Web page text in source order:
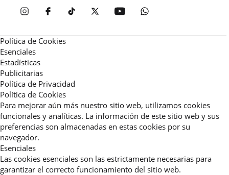
Política de Cookies
Esenciales
Estadísticas
Publicitarias
Política de Privacidad
Política de Cookies
Para mejorar aún más nuestro sitio web, utilizamos cookies
funcionales y analíticas. La información de este sitio web y sus
preferencias son almacenadas en estas cookies por su
navegador.
Esenciales
Las cookies esenciales son las estrictamente necesarias para
garantizar el correcto funcionamiento del sitio web.